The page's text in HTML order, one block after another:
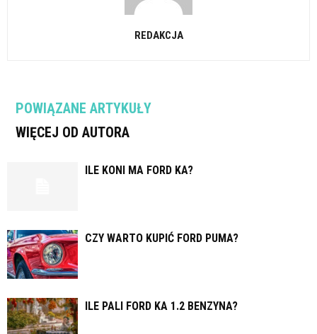
REDAKCJA
POWIĄZANE ARTYKUŁY
WIĘCEJ OD AUTORA
ILE KONI MA FORD KA?
CZY WARTO KUPIĆ FORD PUMA?
ILE PALI FORD KA 1.2 BENZYNA?